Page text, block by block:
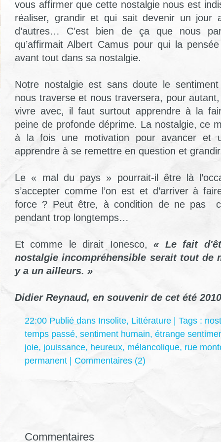
vous affirmer que cette nostalgie nous est
réaliser, grandir et qui sait devenir un jour
d’autres… C’est bien de ça que nous
qu’affirmait Albert Camus pour qui la
avant tout dans sa nostalgie.
Notre nostalgie est sans doute le
nous traverse et nous traversera, pour
vivre avec, il faut surtout apprendre à la
peine de profonde déprime. La nostalgie, ce
à la fois une motivation pour avancer et
apprendre à se remettre en question et
Le « mal du pays » pourrait-il être là
s’accepter comme l’on est et d’arriver à
force ? Peut être, à condition de ne pas
pendant trop longtemps…
Et comme le dirait Ionesco,« Le fait
nostalgie incompréhensible serait tout de
y a un ailleurs. »
Didier Reynaud, en souvenir de cet été
22:00 Publié dans Insolite, Littérature | Tags :
temps passé, sentiment humain, étrange
joie, jouissance, heureux, mélancolique, rue
permanent | Commentaires (2)
Commentaires